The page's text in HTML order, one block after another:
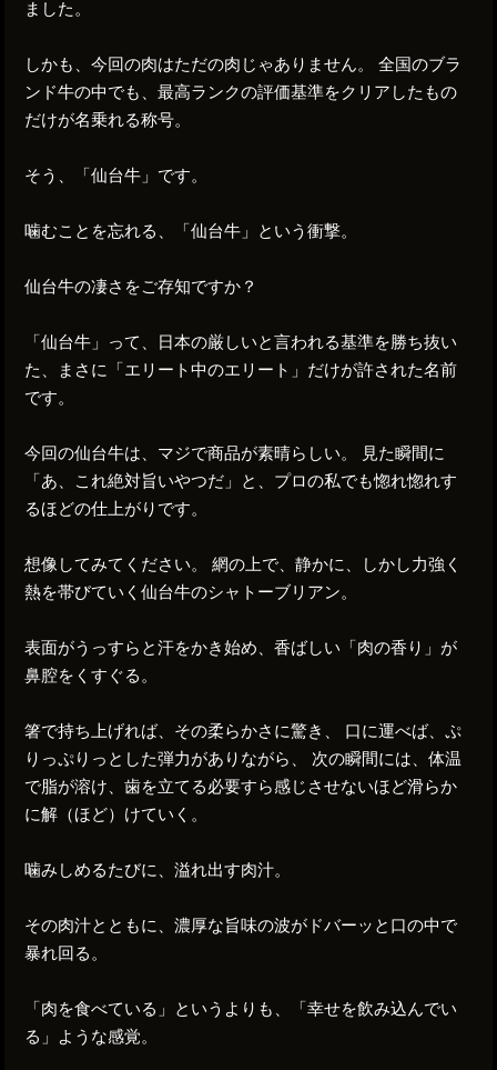
ました。
しかも、今回の肉はただの肉じゃありません。 全国のブラ
ンド牛の中でも、最高ランクの評価基準をクリアしたもの
だけが名乗れる称号。
そう、「仙台牛」です。
噛むことを忘れる、「仙台牛」という衝撃。
仙台牛の凄さをご存知ですか？
「仙台牛」って、日本の厳しいと言われる基準を勝ち抜い
た、まさに「エリート中のエリート」だけが許された名前
です。
今回の仙台牛は、マジで商品が素晴らしい。 見た瞬間に
「あ、これ絶対旨いやつだ」と、プロの私でも惚れ惚れす
るほどの仕上がりです。
想像してみてください。 網の上で、静かに、しかし力強く
熱を帯びていく仙台牛のシャトーブリアン。
表面がうっすらと汗をかき始め、香ばしい「肉の香り」が
鼻腔をくすぐる。
箸で持ち上げれば、その柔らかさに驚き、 口に運べば、ぷ
りっぷりっとした弾力がありながら、 次の瞬間には、体温
で脂が溶け、歯を立てる必要すら感じさせないほど滑らか
に解（ほど）けていく。
噛みしめるたびに、溢れ出す肉汁。
その肉汁とともに、濃厚な旨味の波がドバーッと口の中で
暴れ回る。
「肉を食べている」というよりも、「幸せを飲み込んでい
る」ような感覚。